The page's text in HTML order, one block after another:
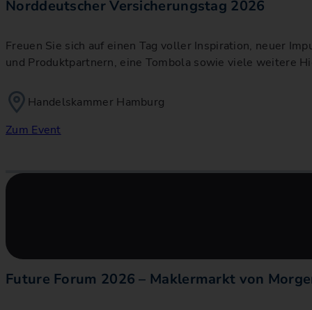
Norddeutscher Versicherungstag 2026
Freuen Sie sich auf einen Tag voller Inspiration, neuer
und Produktpartnern, eine Tombola sowie viele weitere
Handelskammer Hamburg
Zum Event
Future Forum 2026 – Maklermarkt von